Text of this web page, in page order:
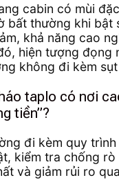
cabin có mùi
bất thường khi bật
khả năng cao
hiện tượng đọng
không đi kèm
taplo có nơi
tiền”?
đi kèm quy
kiểm tra chống rò
và giảm rủi ro